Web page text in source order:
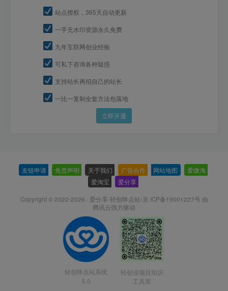
站点授权，365天自动更新
一手无水印资源永久免费
九年互联网创业经验
可私下咨询各种疑惑
支持站长再招自己的站长
一比一复制全套方法包落地
立即开通
友链申请 免责声明 关于我们 广告合作 网站地图 爱微淘
爱淘宝
爱分享
Copyright © 2022-2026 · 爱分享-轻创终点站-京 ICP备19001227号 由
腾讯云强力驱动
轻创终点站系统
5.0
轻创业项目知识
工具库